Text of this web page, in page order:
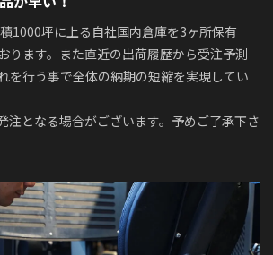
1000坪に上る自社国内倉庫を3ヶ所保有
ります。また直近の出荷履歴から受注予測
を行う事で全体の納期の短縮を実現してい
注となる場合がございます。予めご了承下さ